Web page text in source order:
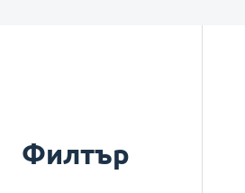
Филтър